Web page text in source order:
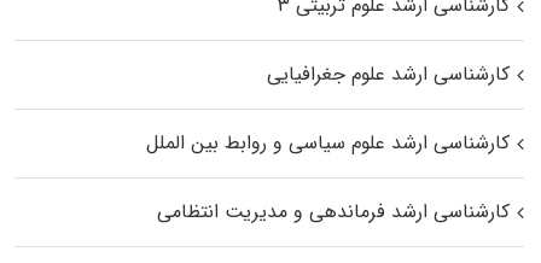
کارشناسی ارشد علوم جغرافیایی
کارشناسی ارشد علوم سیاسی و روابط بین الملل
کارشناسی ارشد فرماندهی و مدیریت انتظامی